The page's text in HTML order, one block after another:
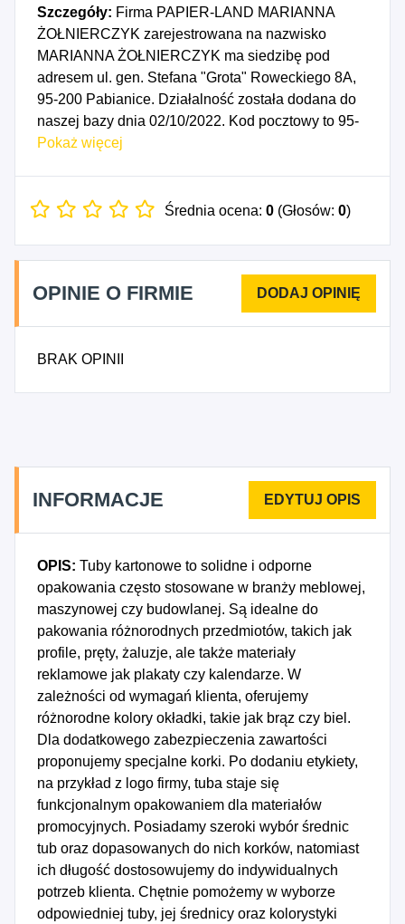
Szczegóły: Firma PAPIER-LAND MARIANNA
ŻOŁNIERCZYK zarejestrowana na nazwisko
MARIANNA ŻOŁNIERCZYK ma siedzibę pod
adresem ul. gen. Stefana "Grota" Roweckiego 8A,
95-200 Pabianice. Działalność została dodana do
naszej bazy dnia 02/10/2022. Kod pocztowy to 95-
200, województwo ŁÓDZKIE, powiat pabianicki.
firmy PAPIER-LAND MARIANNA ŻOŁNIERCZYK
Wybrane kody PKD to: 1712Z - Produkcja papieru i
tektury, 1721Z - Produkcja papieru falistego i tektury
falistej oraz opakowań z papieru i tektury, 1723Z -
Produkcja pozostałych wyrobów z papieru i tektury,
wyspecjalizowanych sklepach, 4941Z - Transport
drogowy towarów, 5210B - Magazynowanie i
Kupno i sprzedaż nieruchomości na własny
nieruchomościami własnymi lub dzierżawionymi,
6831Z - Pośrednictwo w obrocie
nieruchomościami, 6832Z - Zarządzanie
nieruchomościami wykonywane na zlecenie,
7739Z - Wynajem i dzierżawa pozostałych maszyn,
urządzeń oraz dóbr materialnych, gdzie indziej
niesklasyfikowane.
Pokaż więcej
Średnia ocena: 0 (Głosów: 0)
OPINIE O FIRMIE
BRAK OPINII
INFORMACJE
OPIS: Tuby kartonowe to solidne i odporne
opakowania często stosowane w branży meblowej,
maszynowej czy budowlanej. Są idealne do
pakowania różnorodnych przedmiotów, takich jak
profile, pręty, żaluzje, ale także materiały
reklamowe jak plakaty czy kalendarze. W
zależności od wymagań klienta, oferujemy
różnorodne kolory okładki, takie jak brąz czy biel.
Dla dodatkowego zabezpieczenia zawartości
proponujemy specjalne korki. Po dodaniu etykiety,
na przykład z logo firmy, tuba staje się
funkcjonalnym opakowaniem dla materiałów
promocyjnych. Posiadamy szeroki wybór średnic
tub oraz dopasowanych do nich korków, natomiast
ich długość dostosowujemy do indywidualnych
potrzeb klienta. Chętnie pomożemy w wyborze
odpowiedniej tuby, jej średnicy oraz kolorystyki